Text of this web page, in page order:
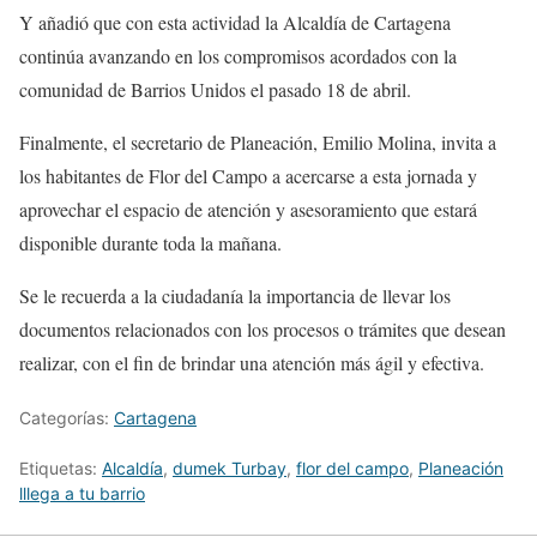
Y añadió que con esta actividad la Alcaldía de Cartagena
continúa avanzando en los compromisos acordados con la
comunidad de Barrios Unidos el pasado 18 de abril.
Finalmente, el secretario de Planeación, Emilio Molina, invita a
los habitantes de Flor del Campo a acercarse a esta jornada y
aprovechar el espacio de atención y asesoramiento que estará
disponible durante toda la mañana.
Se le recuerda a la ciudadanía la importancia de llevar los
documentos relacionados con los procesos o trámites que desean
realizar, con el fin de brindar una atención más ágil y efectiva.
Categorías: Cartagena
Etiquetas: Alcaldía, dumek Turbay, flor del campo, Planeación
lllega a tu barrio